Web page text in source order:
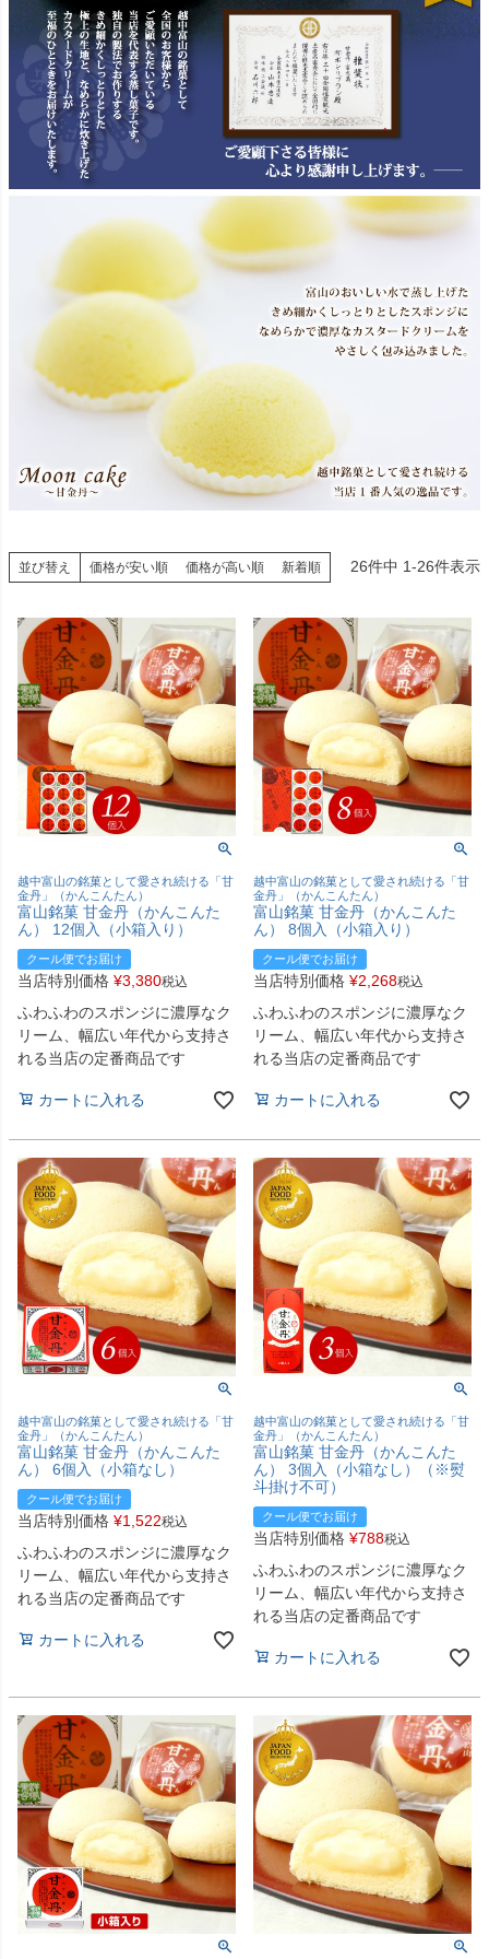
並び替え 価格が安い順 価格が高い順 新着順 26件中 1-26件表示
越中富山の銘菓として愛され続ける「甘
金丹」（かんこんたん）
富山銘菓 甘金丹（かんこんた
ん） 12個入（小箱入り）
クール便でお届け
当店特別価格 ¥3,380税込
ふわふわのスポンジに濃厚なク
リーム、幅広い年代から支持さ
れる当店の定番商品です
カートに入れる
越中富山の銘菓として愛され続ける「甘
金丹」（かんこんたん）
富山銘菓 甘金丹（かんこんた
ん） 8個入（小箱入り）
クール便でお届け
当店特別価格 ¥2,268税込
ふわふわのスポンジに濃厚なク
リーム、幅広い年代から支持さ
れる当店の定番商品です
カートに入れる
越中富山の銘菓として愛され続ける「甘
金丹」（かんこんたん）
富山銘菓 甘金丹（かんこんた
ん） 6個入（小箱なし）
クール便でお届け
当店特別価格 ¥1,522税込
ふわふわのスポンジに濃厚なク
リーム、幅広い年代から支持さ
れる当店の定番商品です
カートに入れる
越中富山の銘菓として愛され続ける「甘
金丹」（かんこんたん）
富山銘菓 甘金丹（かんこんた
ん） 3個入（小箱なし）（※熨
斗掛け不可）
クール便でお届け
当店特別価格 ¥788税込
ふわふわのスポンジに濃厚なク
リーム、幅広い年代から支持さ
れる当店の定番商品です
カートに入れる